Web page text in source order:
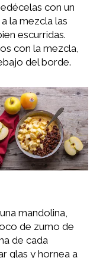
con un
la mezcla las
escurridas.
con la mezcla,
del borde.
mandolina,
de zumo de
de cada
glas y hornea a